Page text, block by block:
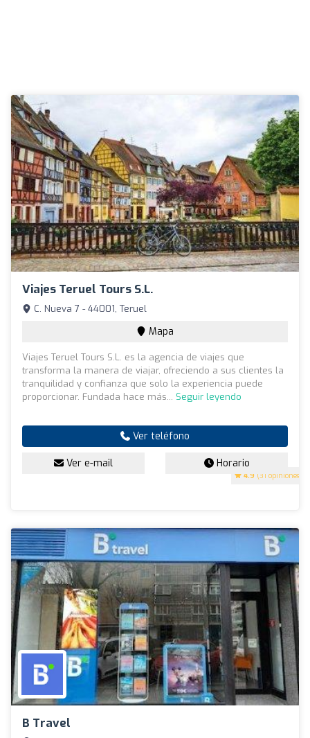
Viajes Teruel Tours S.l.
4.9 (31 opiniones)
C. Nueva 7 - 44001, Teruel
Mapa
Viajes Teruel Tours S.L. es la agencia de viajes que
transforma la manera de viajar, ofreciendo a sus clientes la
tranquilidad y confianza que solo la experiencia puede
proporcionar. Fundada hace más... Seguir leyendo
Ver teléfono
Ver e-mail Horario
B Travel